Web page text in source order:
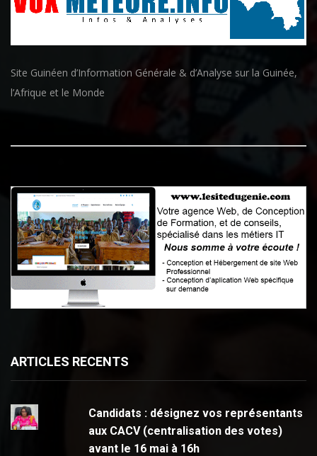
Site Guinéen d’Information Générale & d’Analyse sur la Guinée,
l’Afrique et le Monde
ARTICLES RECENTS
Candidats : désignez vos représentants
aux CACV (centralisation des votes)
avant le 16 mai à 16h